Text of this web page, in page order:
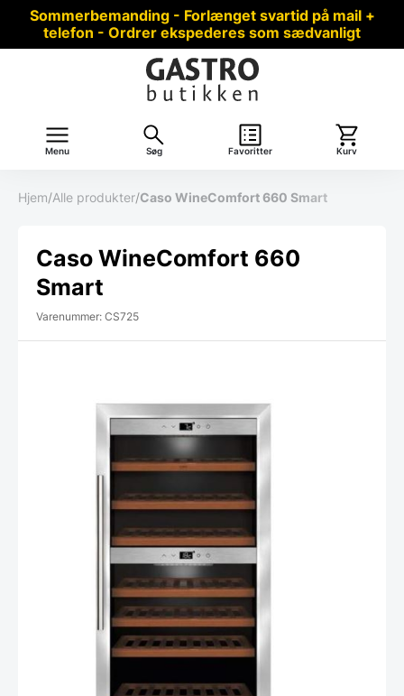
Sommerbemanding - Forlænget svartid på mail +
telefon - Ordrer ekspederes som sædvanligt
Menu Søg Favoritter Kurv
Hjem/Alle produkter/Caso WineComfort 660 Smart
Caso WineComfort 660
Smart
Varenummer: CS725